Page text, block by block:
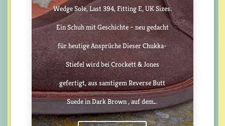
Wedge Sole, Last 394, Fitting E, UK Sizes.
Ein Schuh mit Geschichte – neu gedacht
für heutige Ansprüche Dieser Chukka-
Stiefel wird bei Crockett & Jones
gefertigt, aus samtigem Reverse Butt
Suede in Dark Brown , auf dem…